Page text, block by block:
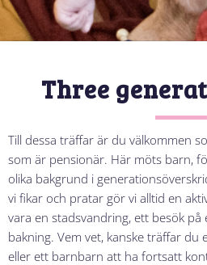
Three
Till dessa träffar är du välkommen
som är pensionär. Här möts barn,
olika bakgrund i
vi fikar och pratar gör vi alltid en
vara en stadsvandring, ett besök på
bakning. Vem vet, kanske träffar
eller ett barnbarn att ha fortsatt